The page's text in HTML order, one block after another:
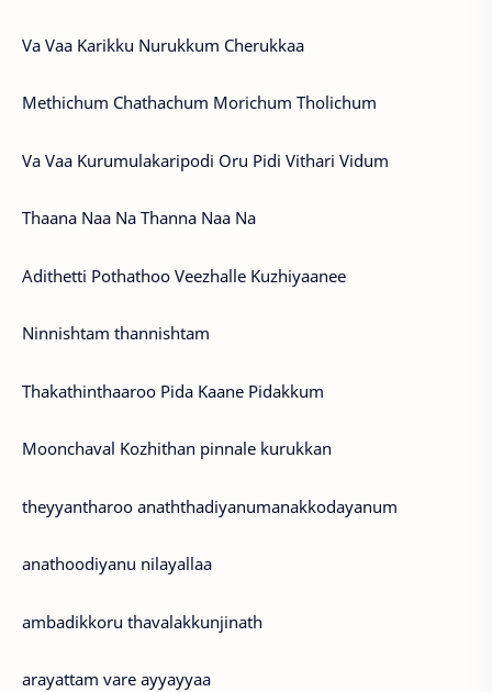
Va Vaa Karikku Nurukkum Cherukkaa
Methichum Chathachum Morichum Tholichum
Va Vaa Kurumulakaripodi Oru Pidi Vithari Vidum
Thaana Naa Na Thanna Naa Na
Adithetti Pothathoo Veezhalle Kuzhiyaanee
Ninnishtam thannishtam
Thakathinthaaroo Pida Kaane Pidakkum
Moonchaval Kozhithan pinnale kurukkan
theyyantharoo anaththadiyanumanakkodayanum
anathoodiyanu nilayallaa
ambadikkoru thavalakkunjinath
arayattam vare ayyayyaa